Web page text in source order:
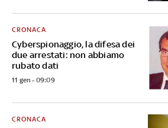
Cyberspionaggio, la difesa dei
due arrestati: non abbiamo
rubato dati
CRONACA
11 gen - 09:09
CRONACA